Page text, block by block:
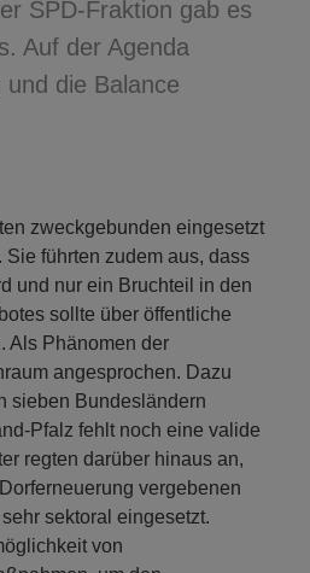
SPD-Fraktion gab es
Auf der Agenda
die Balance
zweckgebunden eingesetzt
führten zudem aus, dass
und nur ein Bruchteil in den
sollte über öffentliche
Als Phänomen der
angesprochen. Dazu
sieben Bundesländern
Pfalz fehlt noch eine valide
regten darüber hinaus an,
vergebenen
sektoral eingesetzt.
von